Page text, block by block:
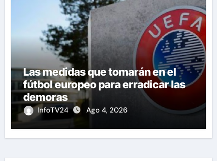
Las medidas que tomarán en el
fútbol europeo para erradicar las
demoras
InfoTV24 Ago 4, 2026